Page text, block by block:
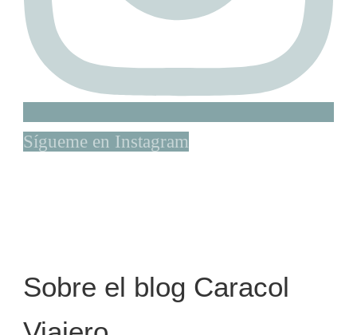
Sígueme en Instagram
Sobre el blog Caracol